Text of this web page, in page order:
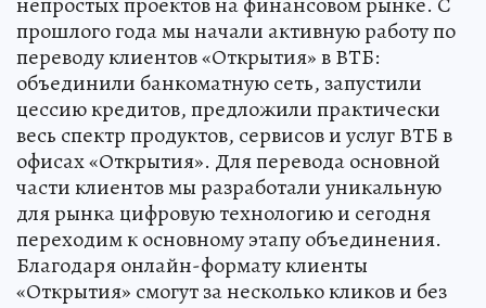
прошлого года мы начали активную работу по
переводу клиентов «Открытия» в ВТБ:
объединили банкоматную сеть, запустили
цессию кредитов, предложили практически
весь спектр продуктов, сервисов и услуг ВТБ в
офисах «Открытия». Для перевода основной
части клиентов мы разработали уникальную
для рынка цифровую технологию и сегодня
переходим к основному этапу объединения.
Благодаря онлайн-формату клиенты
«Открытия» смогут за несколько кликов и без